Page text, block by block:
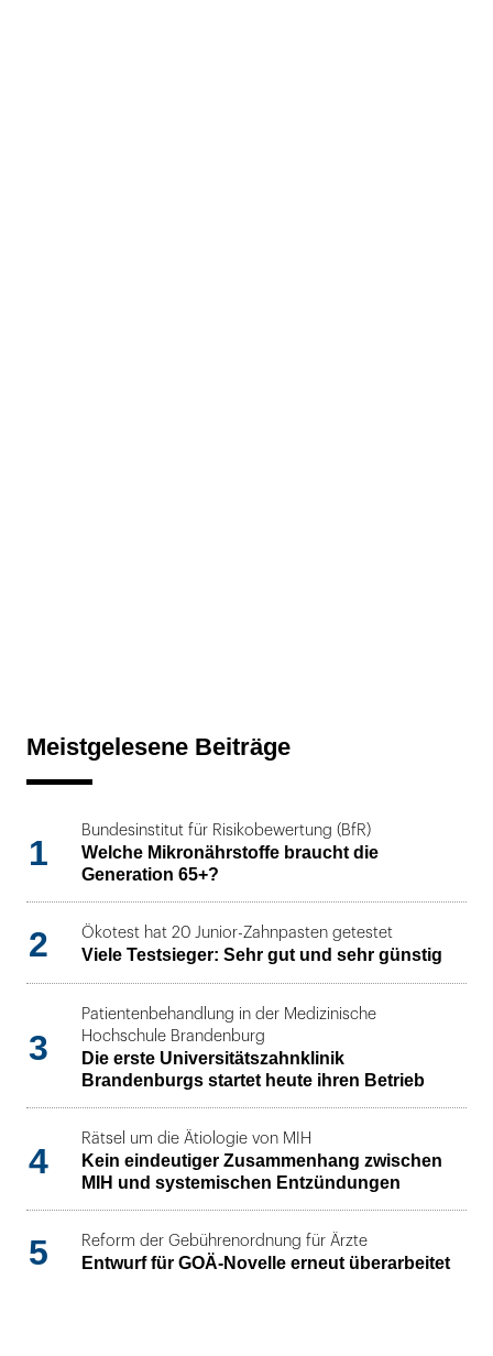
Meistgelesene Beiträge
1
Bundesinstitut für Risikobewertung (BfR)
Welche Mikronährstoffe braucht die
Generation 65+?
2 Ökotest hat 20 Junior-Zahnpasten getestet
Viele Testsieger: Sehr gut und sehr günstig
3
Patientenbehandlung in der Medizinische
Hochschule Brandenburg
Die erste Universitätszahnklinik
Brandenburgs startet heute ihren Betrieb
4
Rätsel um die Ätiologie von MIH
Kein eindeutiger Zusammenhang zwischen
MIH und systemischen Entzündungen
5 Reform der Gebührenordnung für Ärzte
Entwurf für GOÄ-Novelle erneut überarbeitet